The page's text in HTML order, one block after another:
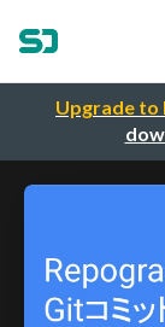
Upgrade to